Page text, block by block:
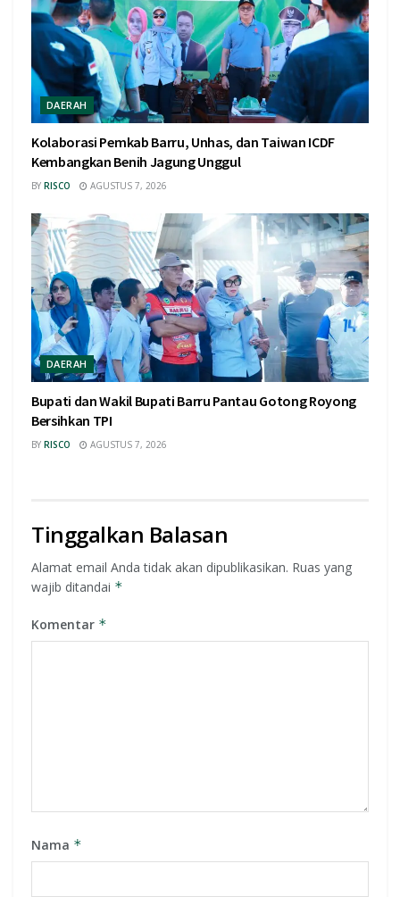
DAERAH
Kolaborasi Pemkab Barru, Unhas, dan Taiwan ICDF
Kembangkan Benih Jagung Unggul
BY RISCO AGUSTUS 7, 2026
DAERAH
Bupati dan Wakil Bupati Barru Pantau Gotong Royong
Bersihkan TPI
BY RISCO AGUSTUS 7, 2026
Tinggalkan Balasan
Alamat email Anda tidak akan dipublikasikan. Ruas yang
wajib ditandai *
Komentar *
Nama *